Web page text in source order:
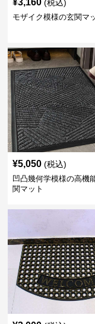
¥3,160 (税込)
モザイク模様の玄関マ
¥5,050 (税込)
凹凸幾何学模様の高機
関マット